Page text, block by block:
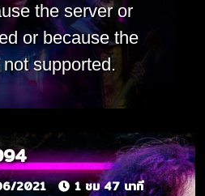
the server or
or because the
supported.
2021 1 ชม 47 นาที